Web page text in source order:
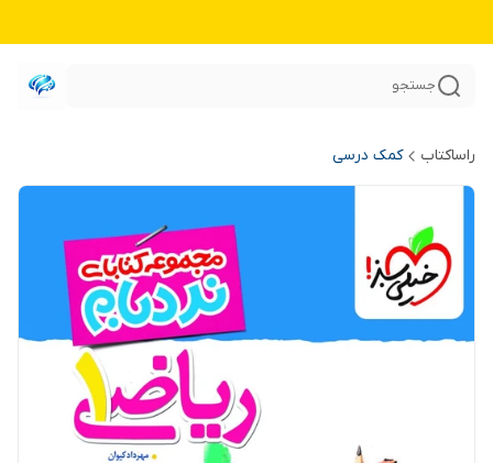
جستجو
راساکتاب کمک درسی